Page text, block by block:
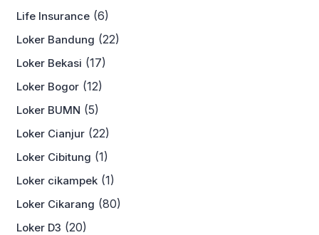
Life Insurance (6)
Loker Bandung (22)
Loker Bekasi (17)
Loker Bogor (12)
Loker BUMN (5)
Loker Cianjur (22)
Loker Cibitung (1)
Loker cikampek (1)
Loker Cikarang (80)
Loker D3 (20)